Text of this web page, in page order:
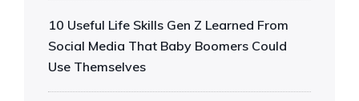
10 Useful Life Skills Gen Z Learned From
Social Media That Baby Boomers Could
Use Themselves